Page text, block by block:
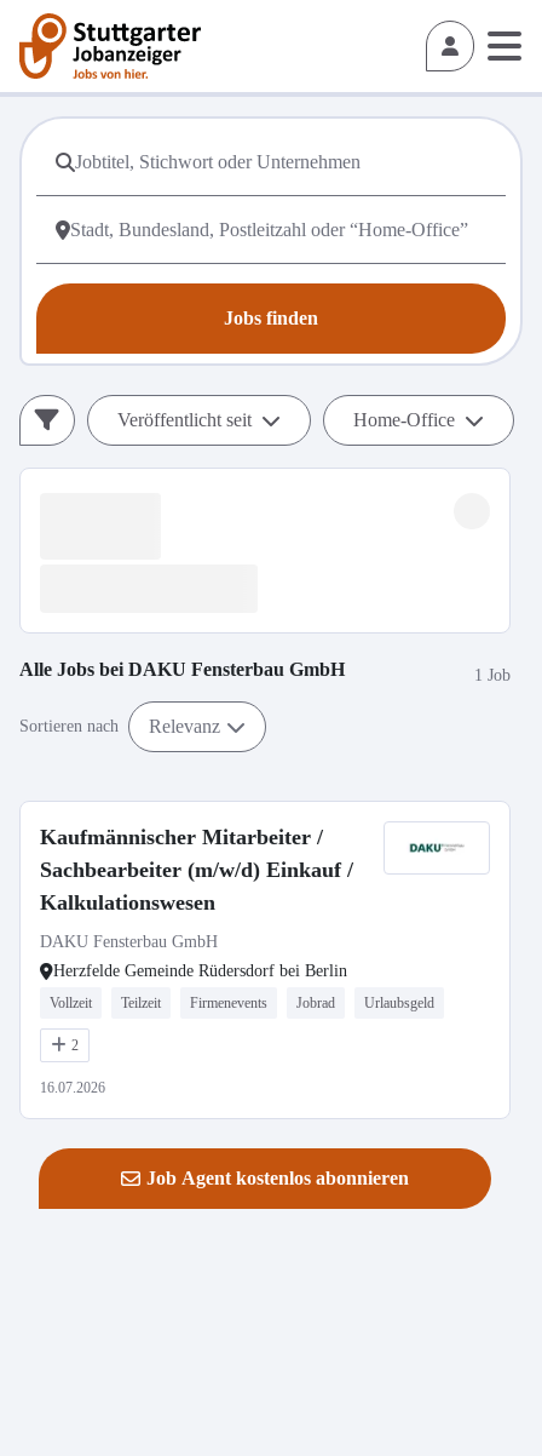
Jobs finden
Veröffentlicht seit Home-Office
Alle Jobs bei DAKU Fensterbau GmbH 1 Job
Sortieren nach Relevanz
Kaufmännischer Mitarbeiter /
Sachbearbeiter (m/w/d) Einkauf /
Kalkulationswesen
DAKU Fensterbau GmbH
Herzfelde Gemeinde Rüdersdorf bei Berlin
Vollzeit Teilzeit Firmenevents Jobrad Urlaubsgeld
2
16.07.2026
Job Agent kostenlos abonnieren